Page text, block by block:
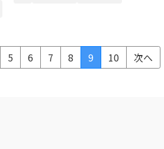
5 6 7 8 9 10 次へ